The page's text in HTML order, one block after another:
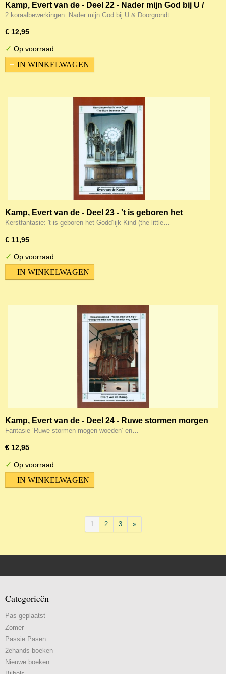
Kamp, Evert van de - Deel 22 - Nader mijn God bij U /
Doorgrondt mijn hart (Noten)
2 koraalbewerkingen: Nader mijn God bij U & Doorgrondt…
€ 12,95
✓ Op voorraad
IN WINKELWAGEN
Kamp, Evert van de - Deel 23 - 't is geboren het
Godd'lijk Kind (The little drummer boy") (Noten)
Kerstfantasie: 't is geboren het Godd'lijk Kind (the little…
€ 11,95
✓ Op voorraad
IN WINKELWAGEN
Kamp, Evert van de - Deel 24 - Ruwe stormen morgen
woeden / Zie ons wachten aan de stromen (Noten)
Fantasie ‘Ruwe stormen mogen woeden’ en…
€ 12,95
✓ Op voorraad
IN WINKELWAGEN
1 2 3 »
Categorieën
Pas geplaatst
Zomer
Passie Pasen
2ehands boeken
Nieuwe boeken